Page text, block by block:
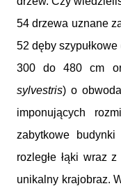
54 drzewa uznane
52 dęby szypułkowe
300 do 480 cm
sylvestris) o
imponujących
zabytkowe
rozległe łąki wraz
unikalny krajobraz.